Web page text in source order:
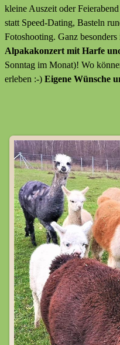
kleine Auszeit oder
statt Speed-Dating, Basteln
Fotoshooting. Ganz besonders
Alpakakonzert mit Harfe
Sonntag im Monat)! Wo
erleben :-) Eigene Wünsche